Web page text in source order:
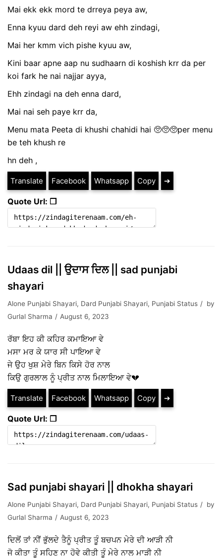
Mai ekk ekk mord te drreya peya aw,
Enna kyuu dard deh reyi aw ehh zindagi,
Mai her kmm vich pishe kyuu aw,
Kini baar apne aap nu sudhaarn di koshish krr da per
koi fark he nai najjar ayya,
Ehh zindagi na deh enna dard,
Mai nai seh paye krr da,
Menu mata Peeta di khushi chahidi hai 🥺🥺🥺per menu
be teh khush re
hn deh ,
Translate Facebook Whatsapp Copy ➔
Quote Url: ❐
Udaas dil || ਉਦਾਸ ਦਿਲ || sad punjabi
shayari
Alone Punjabi Shayari, Dard Punjabi Shayari, Punjabi Status
by
Gurlal Sharma
August 6, 2023
ਰੱਬਾ ਇਹ ਕੀ ਕਹਿਰ ਕਮਾਇਆ ਵੇ
ਮਸਾ ਮਰ ਕੇ ਯਾਰ ਸੀ ਪਾਇਆ ਵੇ
ਜੇ ਉਹ ਖੁਸ਼ ਮੇਰੇ ਬਿਨ ਕਿਸੇ ਹੋਰ ਨਾਲ
ਕਿਉ ਗੁਰਲਾਲ ਨੂੰ ਪ੍ਰੀਤ ਨਾਲ ਮਿਲਾਇਆ ਵੇ💔
Translate Facebook Whatsapp Copy ➔
Quote Url: ❐
Sad punjabi shayari || dhokha shayari
Alone Punjabi Shayari, Dard Punjabi Shayari, Punjabi Status
by
Gurlal Sharma
August 6, 2023
ਦਿਲੋਂ ਤਾਂ ਨੀਂ ਭੁੱਲਦੇ ਤੈਨੂੰ ਪ੍ਰੀਤ ਤੂੰ ਬਚਪਨ ਮੇਰੇ ਦੀ ਆੜੀ ਨੀ
ਜੋ ਕੀਤਾ ਤੂੰ ਸਹਿਣ ਨਾ ਹੋਵੇ ਕੀਤੀ ਤੂੰ ਮੇਰੇ ਨਾਲ ਮਾੜੀ ਨੀ